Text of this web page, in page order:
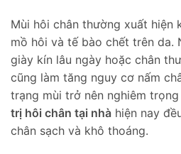
Mùi hôi chân thường xuất hiện
mồ hôi và tế bào chết trên da.
giày kín lâu ngày hoặc chân
cũng làm tăng nguy cơ nấm
trạng mùi trở nên nghiêm trọng
trị hôi chân tại nhà hiện nay
chân sạch và khô thoáng.